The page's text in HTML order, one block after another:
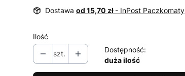
Dostawa od 15,70 zł - InPost Paczkomaty
Ilość
szt.
Dostępność:
duża ilość